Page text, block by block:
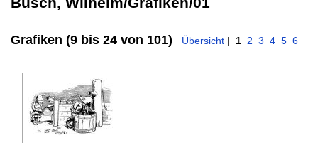
Grafiken (9 bis 24 von 101) Übersicht | 1 2 3 4 5 6